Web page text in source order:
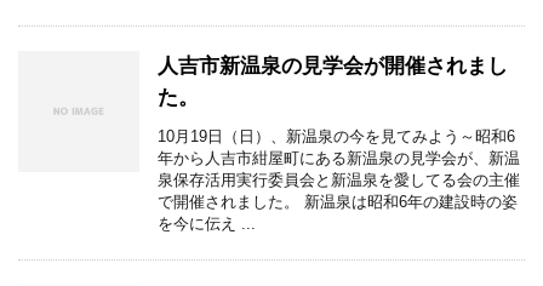
人吉市新温泉の見学会が開催されまし
た。
10月19日（日）、新温泉の今を見てみよう～昭和6
年から人吉市紺屋町にある新温泉の見学会が、新温
泉保存活用実行委員会と新温泉を愛してる会の主催
で開催されました。 新温泉は昭和6年の建設時の姿
を今に伝え ...